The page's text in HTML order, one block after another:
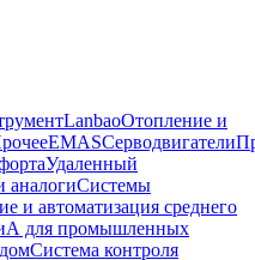
LanbaoОтопление и
EMASCерводвигатели
Удаленный
аналогиСистемы
и автоматизация среднего
для промышленных
Система контроля